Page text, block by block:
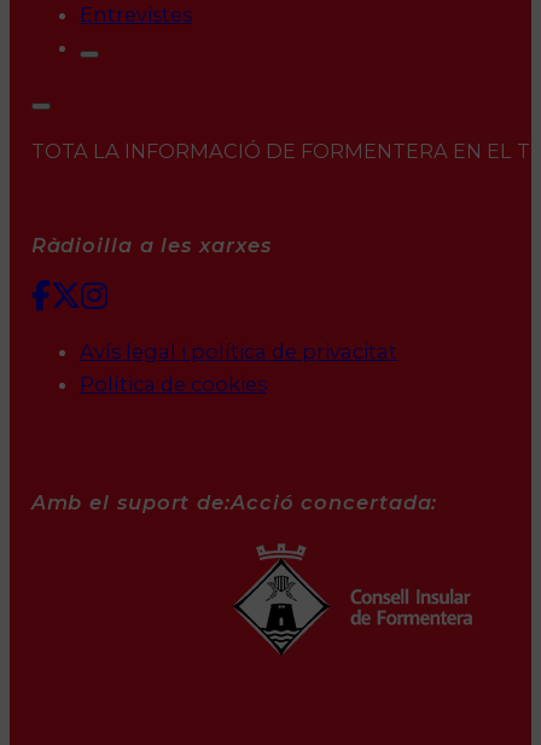
Entrevistes
TOTA LA INFORMACIÓ DE FORMENTERA EN EL
Ràdioilla a les xarxes
Avís legal i política de privacitat
Política de cookies
Amb el suport de:Acció concertada: